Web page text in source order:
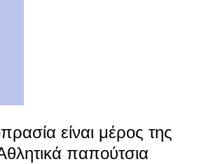
είναι μέρος της
παπούτσια